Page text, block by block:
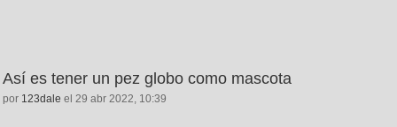
Así es tener un pez globo como mascota
por 123dale el 29 abr 2022, 10:39